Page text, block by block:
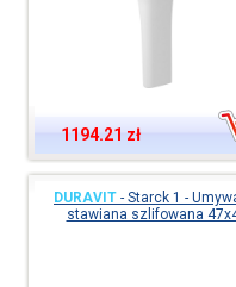
1194.21 zł
DURAVIT - Starck 1 -
stawiana szlifowana